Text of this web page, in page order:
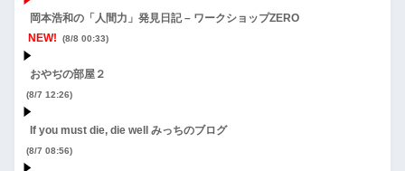
岡本浩和の「人間力」発見日記 – ワークショップZERO
NEW!
(8/8 00:33)
おやぢの部屋２
(8/7 12:26)
If you must die, die well みっちのブログ
(8/7 08:56)